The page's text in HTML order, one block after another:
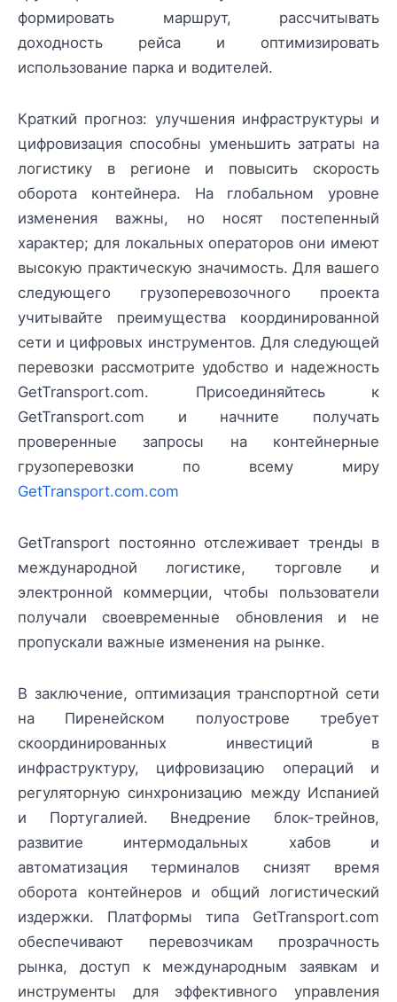
формировать маршрут, рассчитывать
доходность рейса и оптимизировать
использование парка и водителей.
Краткий прогноз: улучшения инфраструктуры и
цифровизация способны уменьшить затраты на
логистику в регионе и повысить скорость
оборота контейнера. На глобальном уровне
изменения важны, но носят постепенный
характер; для локальных операторов они имеют
высокую практическую значимость. Для вашего
следующего грузоперевозочного проекта
учитывайте преимущества координированной
сети и цифровых инструментов. Для следующей
перевозки рассмотрите удобство и надежность
GetTransport.com. Присоединяйтесь к
GetTransport.com и начните получать
проверенные запросы на контейнерные
грузоперевозки по всему миру
GetTransport.com.com
GetTransport постоянно отслеживает тренды в
международной логистике, торговле и
электронной коммерции, чтобы пользователи
получали своевременные обновления и не
пропускали важные изменения на рынке.
В заключение, оптимизация транспортной сети
на Пиренейском полуострове требует
скоординированных инвестиций в
инфраструктуру, цифровизацию операций и
регуляторную синхронизацию между Испанией
и Португалией. Внедрение блок-трейнов,
развитие интермодальных хабов и
автоматизация терминалов снизят время
оборота контейнеров и общий логистический
издержки. Платформы типа GetTransport.com
обеспечивают перевозчикам прозрачность
рынка, доступ к международным заявкам и
инструменты для эффективного управления